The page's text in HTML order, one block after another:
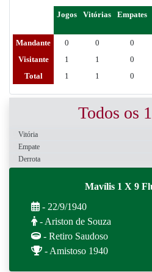
Jogos Vitórias Empates
Mandante 0 0 0
Visitante
1 1 0
Total
1 1 0
Todos os
Vitória
Empate
Derrota
Mavílis 1 X 9
- 22/9/1940
- Ariston de Souza
- Retiro Saudoso
- Amistoso 1940